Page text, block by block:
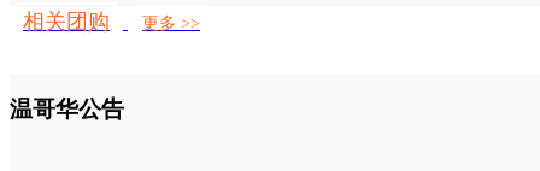
相关团购 更多 >>
温哥华公告